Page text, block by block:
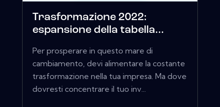
Trasformazione 2022:
espansione della tabella...
Per prosperare in questo mare di
cambiamento, devi alimentare la costante
trasformazione nella tua impresa. Ma dove
dovresti concentrare il tuo inv...